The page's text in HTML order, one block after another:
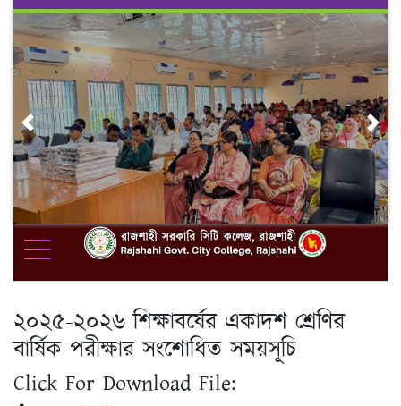
Skip
content
Previous
২০২৫-২০২৬ শিক্ষাবর্ষের একাদশ শ্রেণির
বার্ষিক পরীক্ষার সংশোধিত সময়সূচি
Click For Download File: